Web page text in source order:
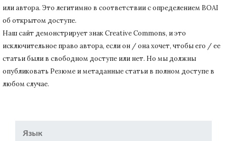
или автора. Это легитимно в соответствии с определением BOAI
об открытом доступе.
Наш сайт демонстрирует знак Creative Commons, и это
исключительное право автора, если он / она хочет, чтобы его / ее
статьи были в свободном доступе или нет. Но мы должны
опубликовать Резюме и метаданные статьи в полном доступе в
любом случае.
Язык